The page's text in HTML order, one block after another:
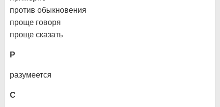
против обыкновения
проще говоря
проще сказать
Р
разумеется
С